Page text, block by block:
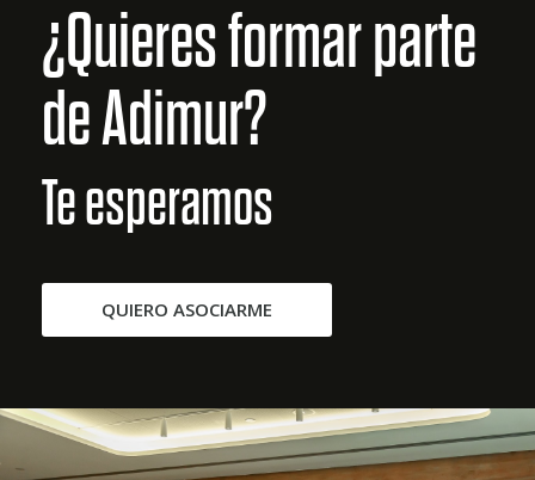
¿Quieres formar parte
de Adimur?
Te esperamos
QUIERO ASOCIARME